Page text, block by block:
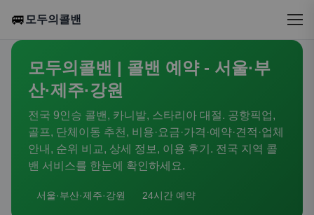
🚐 모두의콜밴
모두의콜밴 | 콜밴 예약 - 서울·부
산·제주·강원
전국 9인승 콜밴, 카니발, 스타리아 대절. 공항픽업,
골프, 단체이동 추천, 비용·요금·가격·예약·견적·업체
안내, 순위 비교, 상세 정보, 이용 후기. 전국 지역 콜
밴 서비스를 한눈에 확인하세요.
서울·부산·제주·강원 24시간 예약